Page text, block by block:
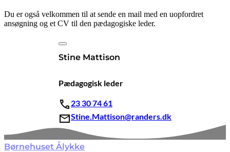
Du er også velkommen til at sende en mail med en uopfordret
ansøgning og et CV til den pædagogiske leder.
Stine Mattison
Pædagogisk leder
23 30 74 61
Stine.Mattison@randers.dk
Børnehuset Ålykke